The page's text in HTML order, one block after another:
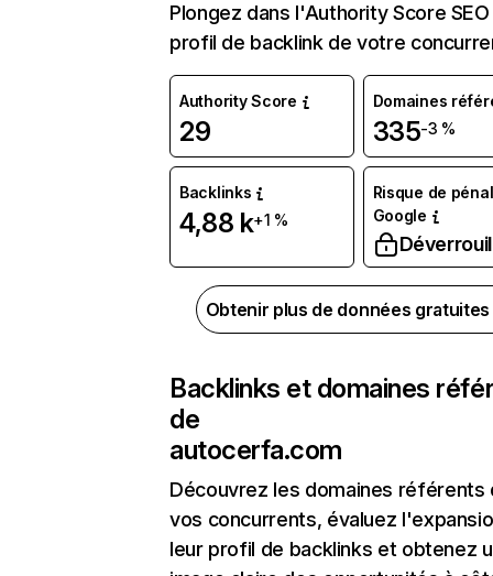
Plongez dans l'Authority Score
profil de backlink de votre
Authority Score
29
Domaines
335-3 %
Backlinks
4,88 k+1 %
Risque de
Google
Obtenir plus de données
Backlinks et domaines
de
autocerfa.com
Découvrez les domaines référents
vos concurrents, évaluez
leur profil de backlinks et obtenez